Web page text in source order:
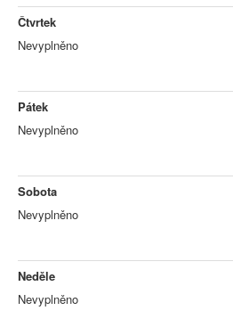
Čtvrtek
Nevyplněno
Pátek
Nevyplněno
Sobota
Nevyplněno
Neděle
Nevyplněno